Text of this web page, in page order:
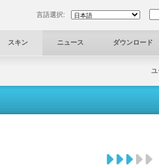
言語選択:
スキン ニュース ダウンロード